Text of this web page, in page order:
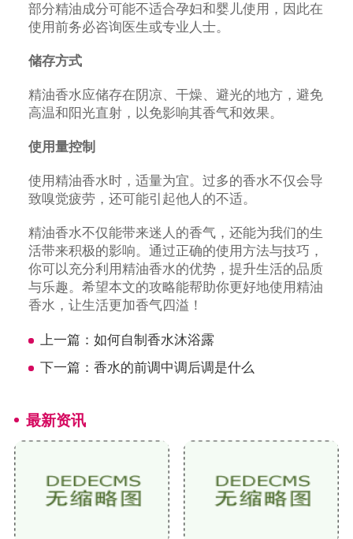
部分精油成分可能不适合孕妇和婴儿使用，因此在
使用前务必咨询医生或专业人士。
储存方式
精油香水应储存在阴凉、干燥、避光的地方，避免
高温和阳光直射，以免影响其香气和效果。
使用量控制
使用精油香水时，适量为宜。过多的香水不仅会导
致嗅觉疲劳，还可能引起他人的不适。
精油香水不仅能带来迷人的香气，还能为我们的生
活带来积极的影响。通过正确的使用方法与技巧，
你可以充分利用精油香水的优势，提升生活的品质
与乐趣。希望本文的攻略能帮助你更好地使用精油
香水，让生活更加香气四溢！
上一篇： 如何自制香水沐浴露
下一篇： 香水的前调中调后调是什么
最新资讯